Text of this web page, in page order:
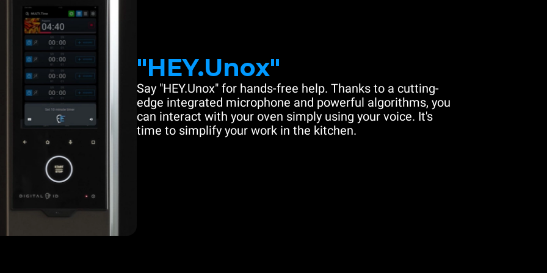
"HEY.Unox"
Say "HEY.Unox" for hands-free help. Thanks to a cutting-
edge integrated microphone and powerful algorithms, you
can interact with your oven simply using your voice. It's
time to simplify your work in the kitchen.